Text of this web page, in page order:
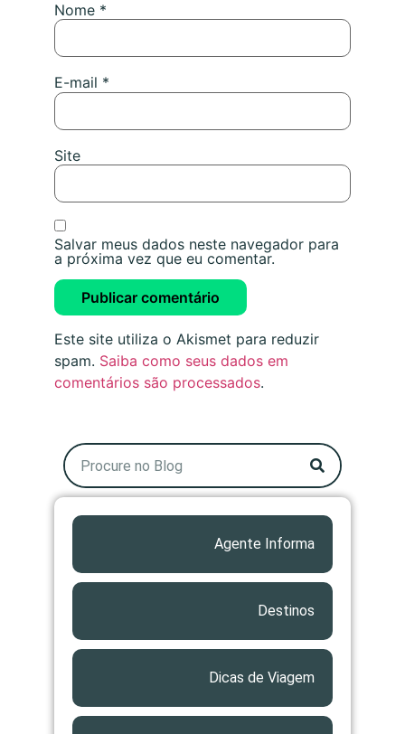
Nome *
E-mail *
Site
Salvar meus dados neste navegador para
a próxima vez que eu comentar.
Este site utiliza o Akismet para reduzir
spam. Saiba como seus dados em
comentários são processados.
Agente Informa
Destinos
Dicas de Viagem